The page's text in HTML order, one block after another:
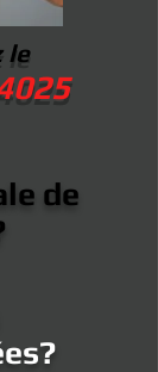
le
de